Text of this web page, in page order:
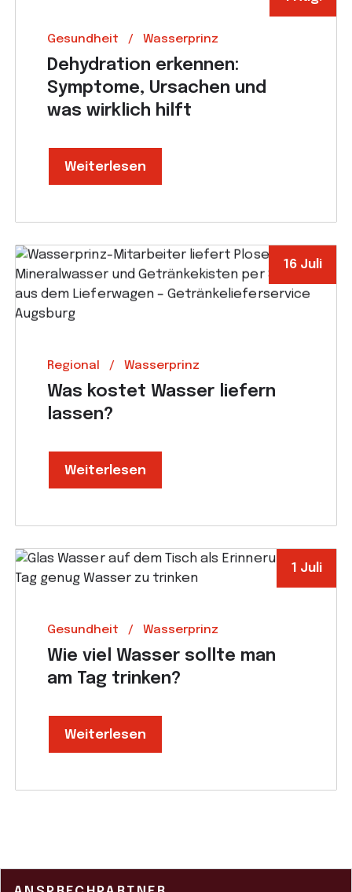
Gesundheit Wasserprinz
Dehydration erkennen:
Symptome, Ursachen und
was wirklich hilft
Weiterlesen
16 Juli
Regional Wasserprinz
Was kostet Wasser liefern
lassen?
Weiterlesen
1 Juli
Gesundheit Wasserprinz
Wie viel Wasser sollte man
am Tag trinken?
Weiterlesen